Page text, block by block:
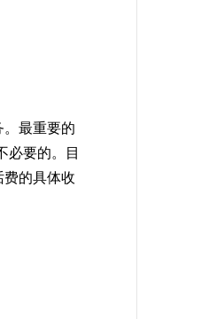
最重要的
必要的。目
的具体收